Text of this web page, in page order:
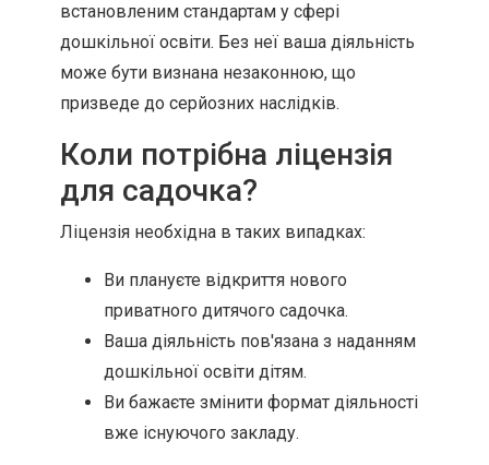
встановленим стандартам у сфері
дошкільної освіти. Без неї ваша діяльність
може бути визнана незаконною, що
призведе до серйозних наслідків.
Коли потрібна ліцензія
для садочка?
Ліцензія необхідна в таких випадках:
Ви плануєте відкриття нового
приватного дитячого садочка.
Ваша діяльність пов'язана з наданням
дошкільної освіти дітям.
Ви бажаєте змінити формат діяльності
вже існуючого закладу.